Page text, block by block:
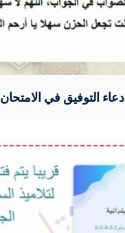
دعاء التوفيق في الامتحان